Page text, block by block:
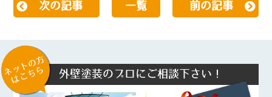
次の記事 一覧 前の記事
ネットの方
はこちら 外壁塗装のプロにご相談下さい！